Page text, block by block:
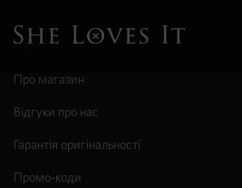
ІНФО
Про магазин
Відгуки про нас
Гарантія оригінальності
Промо-коди